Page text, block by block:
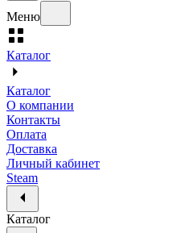
Меню
Каталог
Каталог
О компании
Контакты
Оплата
Доставка
Личный кабинет
Steam
Каталог